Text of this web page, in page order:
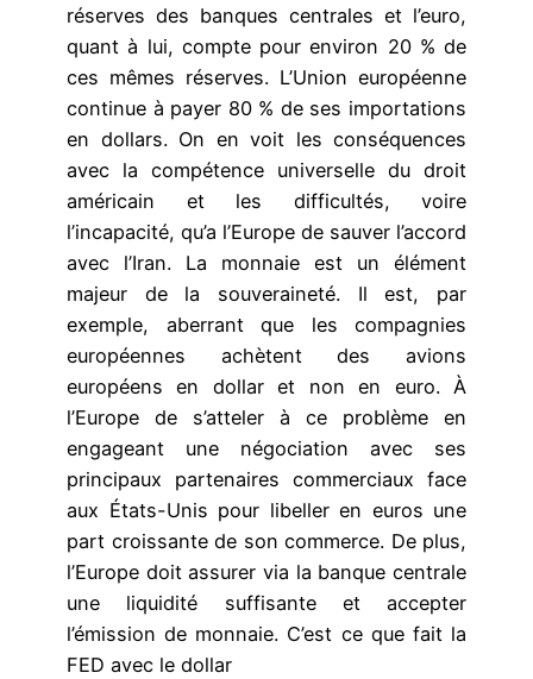
réserves des banques centrales et l’euro,
quant à lui, compte pour environ 20 % de
ces mêmes réserves. L’Union européenne
continue à payer 80 % de ses importations
en dollars. On en voit les conséquences
avec la compétence universelle du droit
américain et les difficultés, voire
l’incapacité, qu’a l’Europe de sauver l’accord
avec l’Iran. La monnaie est un élément
majeur de la souveraineté. Il est, par
exemple, aberrant que les compagnies
européennes achètent des avions
européens en dollar et non en euro. À
l’Europe de s’atteler à ce problème en
engageant une négociation avec ses
principaux partenaires commerciaux face
aux États-Unis pour libeller en euros une
part croissante de son commerce. De plus,
l’Europe doit assurer via la banque centrale
une liquidité suffisante et accepter
l’émission de monnaie. C’est ce que fait la
FED avec le dollar